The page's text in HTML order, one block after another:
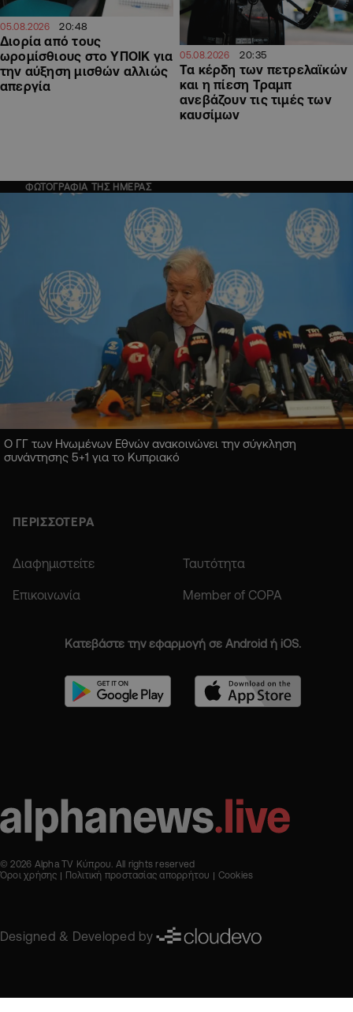
05.08.2026 20:48
Διορία από τους
ωρομίσθιους στο ΥΠΟΙΚ για
την αύξηση μισθών αλλιώς
απεργία
05.08.2026 20:35
Τα κέρδη των πετρελαϊκών
και η πίεση Τραμπ
ανεβάζουν τις τιμές των
καυσίμων
ΦΩΤΟΓΡΑΦΙΑ ΤΗΣ ΗΜΕΡΑΣ
Ο ΓΓ των Ηνωμένων Εθνών ανακοινώνει την σύγκληση
συνάντησης 5+1 για το Κυπριακό
ΠΕΡΙΣΣΟΤΕΡΑ
Διαφημιστείτε Ταυτότητα
Επικοινωνία Member of COPA
Κατεβάστε την εφαρμογή σε Android ή iOS.
© 2026 Alpha TV Κύπρου. All rights reserved
Όροι χρήσης
Πολιτική προστασίας απορρήτου Cookies
Designed & Developed by